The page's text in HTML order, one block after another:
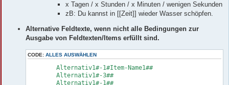
x Tagen / x Stunden / x Minuten / wenigen Sekunden
zB: Du kannst in [[Zeit]] wieder Wasser schöpfen.
Alternative Feldtexte, wenn nicht alle Bedingungen zur
Ausgabe von Feldtexten/Items erfüllt sind.
CODE: ALLES AUSWÄHLEN